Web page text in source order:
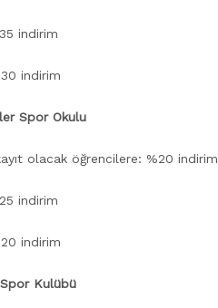
indirim
indirim
Spor Okulu
olacak öğrencilere: %20 indirim
indirim
indirim
Kulübü